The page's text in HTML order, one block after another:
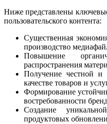
Ниже представлены
пользовательского контента:
Существенная
производство
Повышение
распространения
Получение честной и
качестве товаров и
Формирование
востребованности
Создание
продуктовых